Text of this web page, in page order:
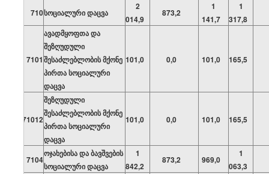
710სოციალური დაცვა
2
014,9
873,2
1
141,7
1
317,8
7101
ავადმყოფთა და
შეზღუდული
შესაძლებლობის მქონე
პირთა სოციალური
დაცვა
101,0 0,0 101,0 165,5
71012
შეზღუდული
შესაძლებლობის მქონე
პირთა სოციალური
დაცვა
101,0 0,0 101,0 165,5
7104
ოჯახებისა და ბავშვების
სოციალური დაცვა
1
842,2
873,2 969,0
1
063,3